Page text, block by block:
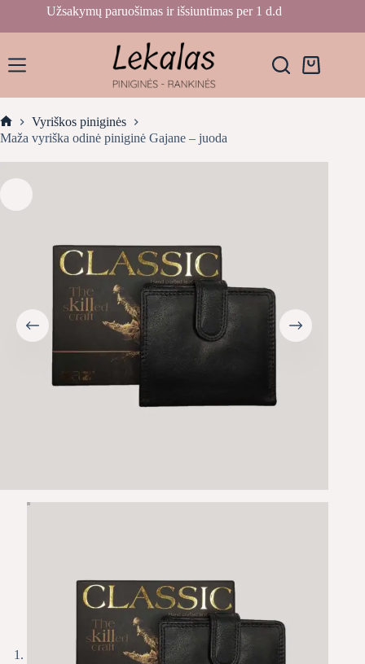
content
Užsakymų paruošimas ir išsiuntimas per 1 d.d
Krepšelis
Home
Vyriškos piniginės
Maža vyriška odinė piniginė Gajane – juoda